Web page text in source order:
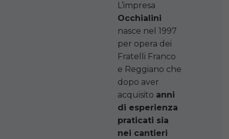
L’impresa
Occhialini
nasce nel 1997
per opera dei
Fratelli Franco
e Reggiano che
dopo aver
acquisito anni
di esperienza
praticati sia
nei cantieri